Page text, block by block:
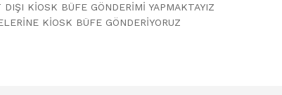
DIŞI KİOSK BÜFE GÖNDERİMİ YAPMAKTAYIZ
KİOSK BÜFE GÖNDERİYORUZ